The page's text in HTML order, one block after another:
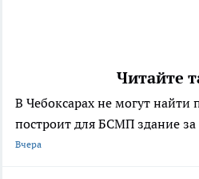
Читайте
В Чебоксарах не могут найти
построит для БСМП здание
Вчера